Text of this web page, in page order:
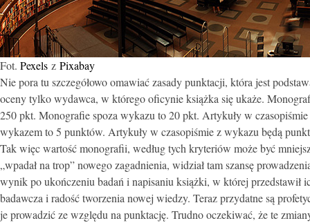
Fot. Pexels z Pixabay
Nie pora tu szczegółowo omawiać zasady punktacji, która jest
oceny tylko wydawca, w którego oficynie książka się ukaże.
250 pkt. Monografie spoza wykazu to 20 pkt. Artykuły w
wykazem to 5 punktów. Artykuły w czasopiśmie z wykazu będą
Tak więc wartość monografii, według tych kryteriów może być
„wpadał na trop” nowego zagadnienia, widział tam szansę
wynik po ukończeniu badań i napisaniu książki, w której
badawcza i radość tworzenia nowej wiedzy. Teraz przydatne są
je prowadzić ze względu na punktację. Trudno oczekiwać, że te